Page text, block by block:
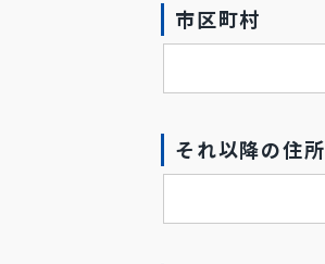
市区町村
それ以降の住所